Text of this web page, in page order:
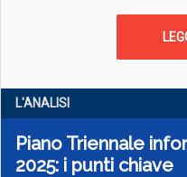
L'ANALISI
Piano Triennale
2025: i punti chiave